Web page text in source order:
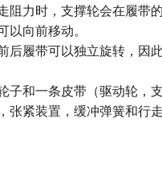
阻力时，支撑轮会在履带
以向前移动。
后履带可以独立旋转，因
子和一条皮带（驱动轮，
张紧装置，缓冲弹簧和行